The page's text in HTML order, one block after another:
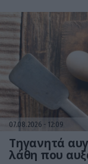
07.08.2026 12:09
Τηγανητά
λάθη που